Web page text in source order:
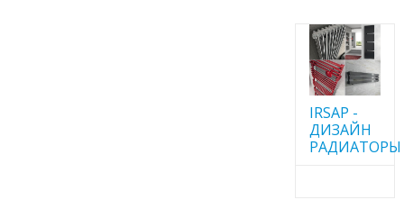
IRSAP -
ДИЗАЙН
РАДИАТОРЫ